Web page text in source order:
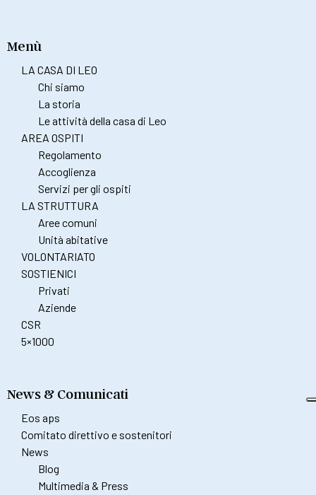
Menù
LA CASA DI LEO
Chi siamo
La storia
Le attività della casa di Leo
AREA OSPITI
Regolamento
Accoglienza
Servizi per gli ospiti
LA STRUTTURA
Aree comuni
Unità abitative
VOLONTARIATO
SOSTIENICI
Privati
Aziende
CSR
5×1000
News & Comunicati
Eos aps
Comitato direttivo e sostenitori
News
Blog
Multimedia & Press